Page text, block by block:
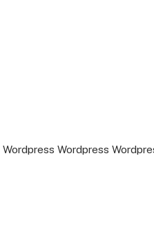
Wordpress Wordpress